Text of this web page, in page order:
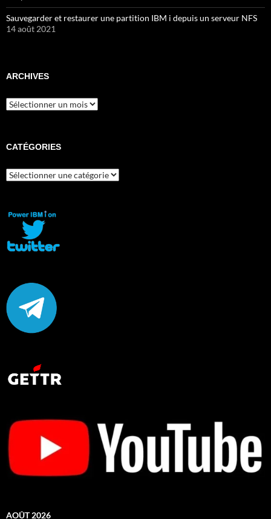
Sauvegarder et restaurer une partition IBM i depuis un serveur NFS
14 août 2021
ARCHIVES
Archives
CATÉGORIES
Catégories
AOÛT 2026